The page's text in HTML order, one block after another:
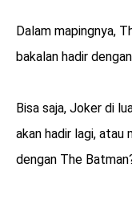
Dalam mapingnya,
bakalan hadir
Bisa saja, Joker di
akan hadir lagi,
dengan The